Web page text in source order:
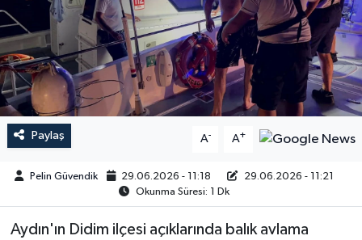
Paylaş A- A+
Pelin Güvendik 29.06.2026 - 11:18
29.06.2026 - 11:21
Okunma Süresi: 1 Dk
Aydın'ın Didim ilçesi açıklarında balık avlama